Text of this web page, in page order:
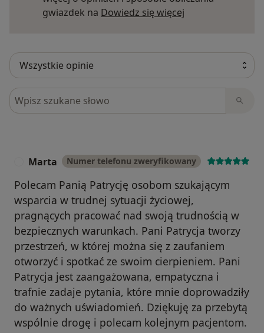
gwiazdek na Dowiedz się więcej
Szukaj w opiniach
Marta Numer telefonu zweryfikowany
Polecam Panią Patrycję osobom szukającym
wsparcia w trudnej sytuacji życiowej,
pragnących pracować nad swoją trudnością w
bezpiecznych warunkach. Pani Patrycja tworzy
przestrzeń, w której można się z zaufaniem
otworzyć i spotkać ze swoim cierpieniem. Pani
Patrycja jest zaangażowana, empatyczna i
trafnie zadaje pytania, które mnie doprowadziły
do ważnych uświadomień. Dziękuję za przebytą
wspólnie drogę i polecam kolejnym pacjentom.